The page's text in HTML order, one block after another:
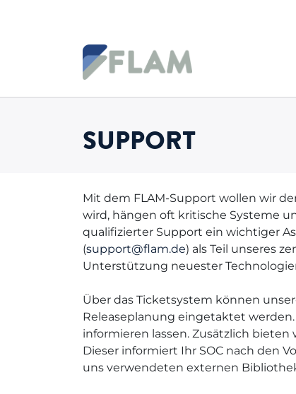
SUPPORT
Mit dem FLAM-Support wollen wir
wird, hängen oft kritische Systeme
qualifizierter Support ein wichtiger
(support@flam.de) als Teil unseres
Unterstützung neuester
Über das Ticketsystem können
Releaseplanung eingetaktet
informieren lassen. Zusätzlich bieten
Dieser informiert Ihr SOC nach den
uns verwendeten externen